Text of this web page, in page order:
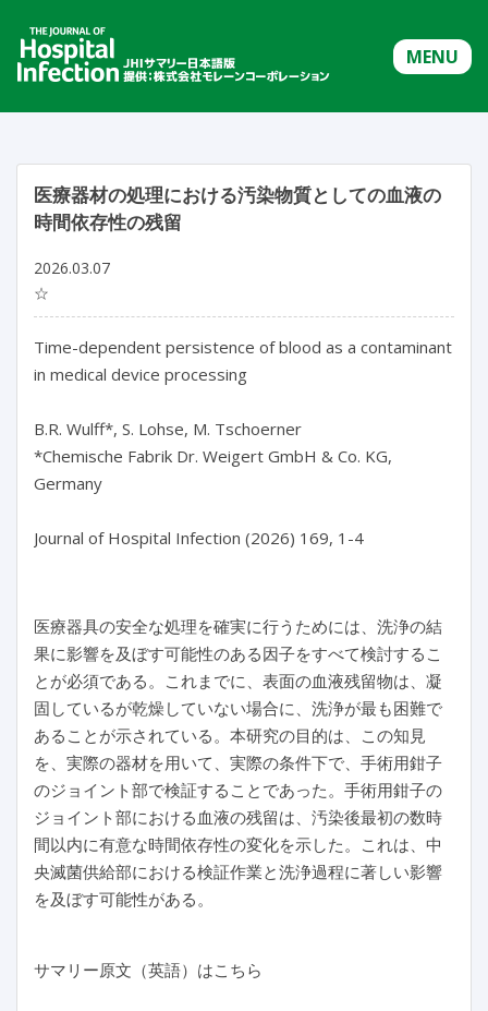
MENU
医療器材の処理における汚染物質としての血液の
時間依存性の残留
2026.03.07
☆
Time-dependent persistence of blood as a contaminant
in medical device processing
B.R. Wulff*, S. Lohse, M. Tschoerner
*Chemische Fabrik Dr. Weigert GmbH & Co. KG,
Germany
Journal of Hospital Infection (2026) 169, 1-4
医療器具の安全な処理を確実に行うためには、洗浄の結
果に影響を及ぼす可能性のある因子をすべて検討するこ
とが必須である。これまでに、表面の血液残留物は、凝
固しているが乾燥していない場合に、洗浄が最も困難で
あることが示されている。本研究の目的は、この知見
を、実際の器材を用いて、実際の条件下で、手術用鉗子
のジョイント部で検証することであった。手術用鉗子の
ジョイント部における血液の残留は、汚染後最初の数時
間以内に有意な時間依存性の変化を示した。これは、中
央滅菌供給部における検証作業と洗浄過程に著しい影響
を及ぼす可能性がある。
サマリー原文（英語）はこちら